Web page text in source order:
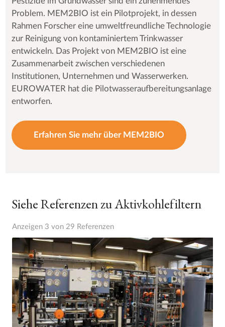
Problem. MEM2BIO ist ein Pilotprojekt, in dessen
Rahmen Forscher eine umweltfreundliche Technologie
zur Reinigung von kontaminiertem Trinkwasser
entwickeln. Das Projekt von MEM2BIO ist eine
Zusammenarbeit zwischen verschiedenen
Institutionen, Unternehmen und Wasserwerken.
EUROWATER hat die Pilotwasseraufbereitungsanlage
entworfen.
Erfahren Sie mehr über MEM2BIO
Siehe Referenzen zu Aktivkohlefiltern
Anzeigen 3 von 29 Referenzen